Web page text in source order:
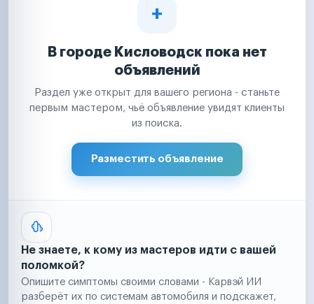
В городе Кисловодск пока нет
объявлений
Раздел уже открыт для вашего региона - станьте
первым мастером, чьё объявление увидят клиенты
из поиска.
Разместить объявление
Не знаете, к кому из мастеров идти с вашей
поломкой?
Опишите симптомы своими словами - Карвэй ИИ
разберёт их по системам автомобиля и подскажет,